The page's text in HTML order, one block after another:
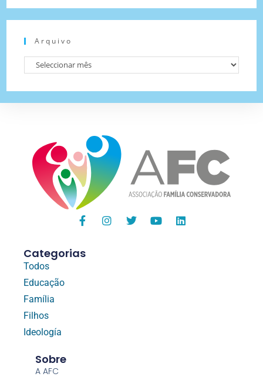
Arquivo
Categorias
Todos
Educação
Família
Filhos
Ideología
Sobre
A AFC